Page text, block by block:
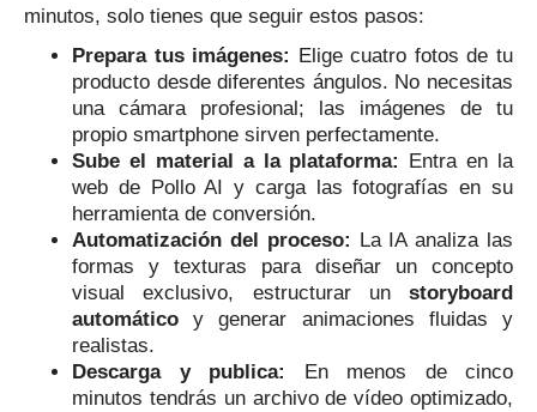
minutos, solo tienes que seguir estos pasos:
Prepara tus imágenes:
Elige cuatro fotos de tu
producto desde diferentes ángulos. No necesitas
una cámara profesional; las imágenes de tu
propio smartphone sirven perfectamente.
Sube el material a la plataforma:
Entra en la
web de Pollo AI y carga las fotografías en su
herramienta de conversión.
Automatización del proceso: La IA analiza las
formas y texturas para diseñar un concepto
visual exclusivo, estructurar un storyboard
automático y generar animaciones fluidas y
realistas.
Descarga y publica:
En menos de cinco
minutos tendrás un archivo de vídeo optimizado,